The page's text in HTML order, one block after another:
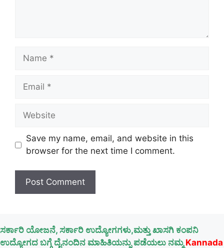
Name
Email
Website
Save my name, email, and website in this
browser for the next time I comment.
ಸರ್ಕಾರಿ ಯೋಜನೆ, ಸರ್ಕಾರಿ ಉದ್ಯೋಗಗಳು,ಮತ್ತು ಖಾಸಗಿ ಕಂಪನಿ
ಉದ್ಯೋಗದ ಬಗ್ಗೆ ದೈನಂದಿನ ಮಾಹಿತಿಯನ್ನು ಪಡೆಯಲು ನಮ್ಮ Kannada